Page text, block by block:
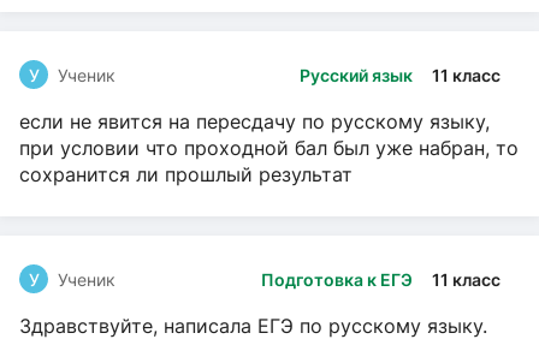
Русский язык 11 класс
У Ученик
если не явится на пересдачу по русскому языку,
при условии что проходной бал был уже набран, то
сохранится ли прошлый результат
Подготовка к ЕГЭ 11 класс
У Ученик
Здравствуйте, написала ЕГЭ по русскому языку.